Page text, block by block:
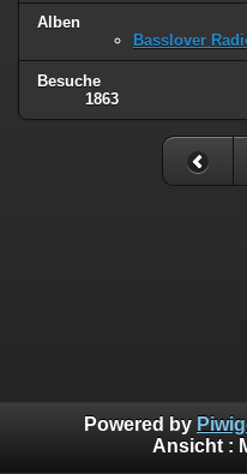
Alben
Basslover
Besuche
1863
Powered by
Ansicht :